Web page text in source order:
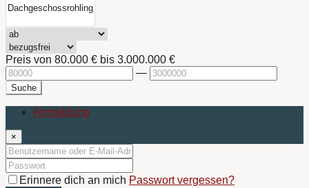
Preis von 80.000 € bis 3.000.000 €
—
Suche
Anmeldung
×
Erinnere dich an mich Passwort vergessen?